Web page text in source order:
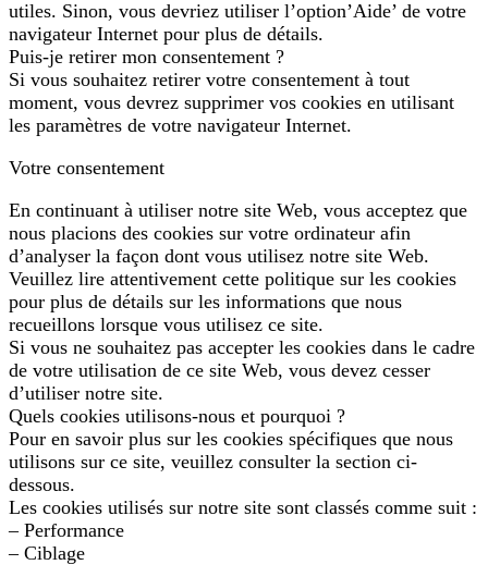
utiles. Sinon, vous devriez utiliser l’option’Aide’ de votre
navigateur Internet pour plus de détails.
Puis-je retirer mon consentement ?
Si vous souhaitez retirer votre consentement à tout
moment, vous devrez supprimer vos cookies en utilisant
les paramètres de votre navigateur Internet.
Votre consentement
En continuant à utiliser notre site Web, vous acceptez que
nous placions des cookies sur votre ordinateur afin
d’analyser la façon dont vous utilisez notre site Web.
Veuillez lire attentivement cette politique sur les cookies
pour plus de détails sur les informations que nous
recueillons lorsque vous utilisez ce site.
Si vous ne souhaitez pas accepter les cookies dans le cadre
de votre utilisation de ce site Web, vous devez cesser
d’utiliser notre site.
Quels cookies utilisons-nous et pourquoi ?
Pour en savoir plus sur les cookies spécifiques que nous
utilisons sur ce site, veuillez consulter la section ci-
dessous.
Les cookies utilisés sur notre site sont classés comme suit :
– Performance
– Ciblage